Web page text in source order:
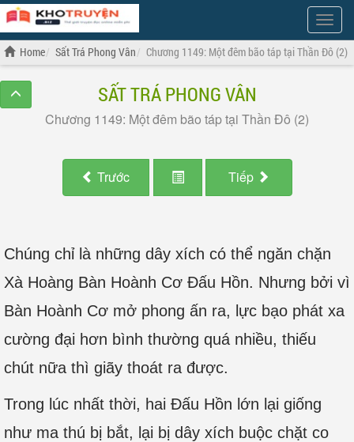
Show
Menu
Home Sất Trá Phong Vân Chương 1149: Một đêm bão táp tại Thần Đô (2)
SẤT TRÁ PHONG VÂN
Chương 1149: Một đêm bão táp tại Thần Đô (2)
Trước Tiếp
Chúng chỉ là những dây xích có thể ngăn chặn
Xà Hoàng Bàn Hoành Cơ Đấu Hồn. Nhưng bởi vì
Bàn Hoành Cơ mở phong ấn ra, lực bạo phát xa
cường đại hơn bình thường quá nhiều, thiếu
chút nữa thì giãy thoát ra được.
Trong lúc nhất thời, hai Đấu Hồn lớn lại giống
như ma thú bị bắt, lại bị dây xích buộc chặt co